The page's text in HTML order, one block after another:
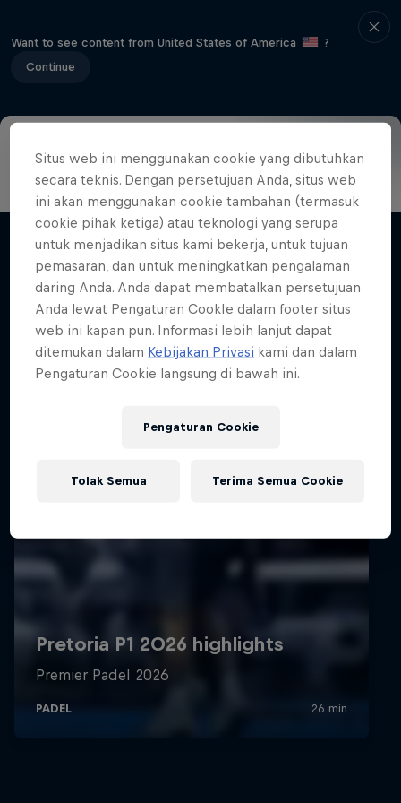
Want to see content from United States of America
?
Continue
Info Highlights How to watch Preview FAQ
Related videos
Situs web ini menggunakan cookie yang dibutuhkan
secara teknis. Dengan persetujuan Anda, situs web
ini akan menggunakan cookie tambahan (termasuk
cookie pihak ketiga) atau teknologi yang serupa
untuk menjadikan situs kami bekerja, untuk tujuan
pemasaran, dan untuk meningkatkan pengalaman
daring Anda. Anda dapat membatalkan persetujuan
Anda lewat Pengaturan CookIe dalam footer situs
web ini kapan pun. Informasi lebih lanjut dapat
ditemukan dalam Kebijakan Privasi kami dan dalam
Pengaturan Cookie langsung di bawah ini.
Pengaturan Cookie
Tolak Semua Terima Semua Cookie